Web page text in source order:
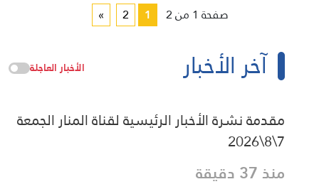
صفحة 1 من 2 1
2
»
آخر الأخبار الأخبار العاجلة
مقدمة نشرة الأخبار الرئيسية لقناة المنار الجمعة
7\8\2026
منذ 37 دقيقة